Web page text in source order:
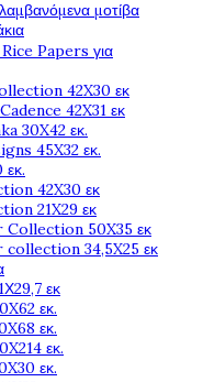
μοτίβα
Papers για
42X30 εκ
42X31 εκ
30X42 εκ.
45X32 εκ.
εκ.
42X30 εκ
21X29 εκ
Collection 50X35 εκ
collection 34,5X25 εκ
εκ
εκ.
εκ.
εκ.
εκ.